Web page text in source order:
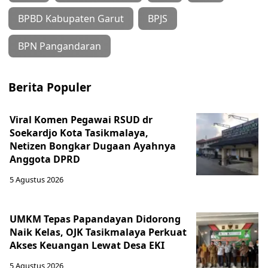
BPBD Kabupaten Garut BPJS
BPN Pangandaran
Berita Populer
Viral Komen Pegawai RSUD dr
Soekardjo Kota Tasikmalaya,
Netizen Bongkar Dugaan Ayahnya
Anggota DPRD
5 Agustus 2026
UMKM Tepas Papandayan Didorong
Naik Kelas, OJK Tasikmalaya Perkuat
Akses Keuangan Lewat Desa EKI
5 Agustus 2026